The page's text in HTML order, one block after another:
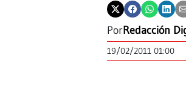
PorRedacción
19/02/2011 01:00